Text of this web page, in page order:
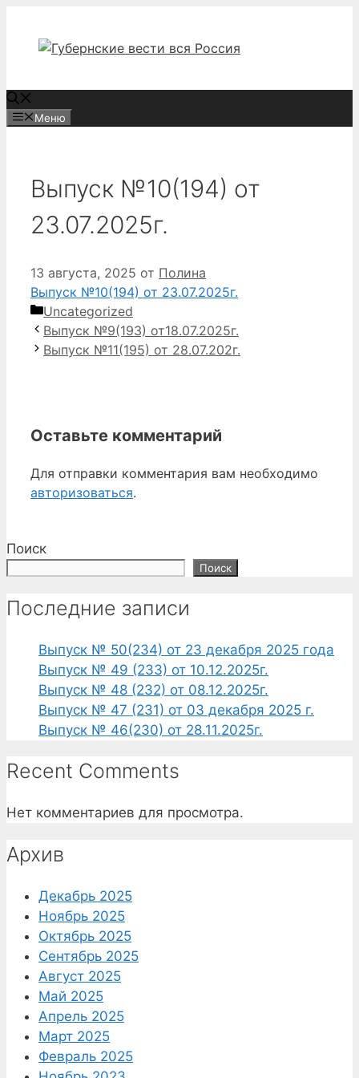
содержимому
Меню
Выпуск №10(194) от
23.07.2025г.
13 августа, 2025 от Полина
Выпуск №10(194) от 23.07.2025г.
Рубрики
Uncategorized
Выпуск №9(193) от18.07.2025г.
Выпуск №11(195) от 28.07.202г.
Оставьте комментарий
Для отправки комментария вам необходимо
авторизоваться.
Поиск
Поиск
Последние записи
Выпуск № 50(234) от 23 декабря 2025 года
Выпуск № 49 (233) от 10.12.2025г.
Выпуск № 48 (232) от 08.12.2025г.
Выпуск № 47 (231) от 03 декабря 2025 г.
Выпуск № 46(230) от 28.11.2025г.
Recent Comments
Нет комментариев для просмотра.
Архив
Декабрь 2025
Ноябрь 2025
Октябрь 2025
Сентябрь 2025
Август 2025
Май 2025
Апрель 2025
Март 2025
Февраль 2025